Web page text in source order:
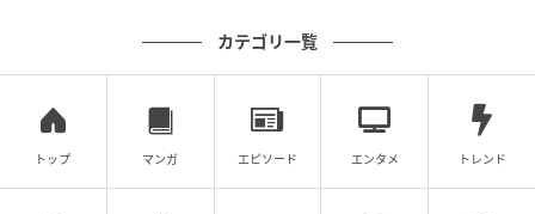
り、夏の変わりやすい天気にも1本で対応できる晴雨兼
用仕様です。
カテゴリ一覧
トップ マンガ エピソード エンタメ トレンド